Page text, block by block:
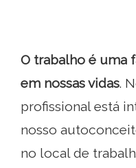
O trabalho é uma
em nossas vidas.
profissional está
nosso
no local de